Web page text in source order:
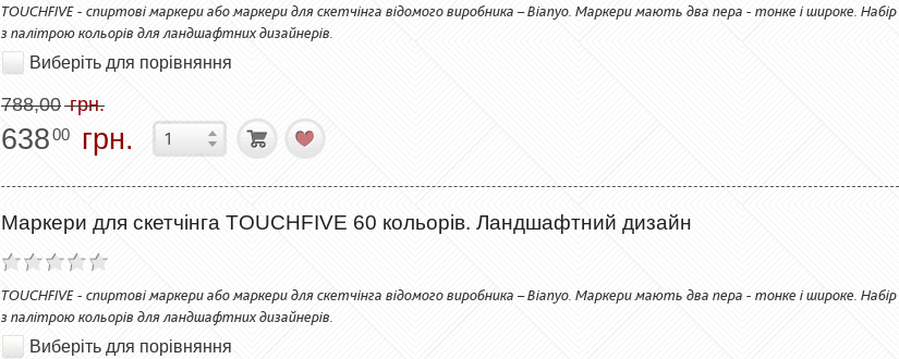
TOUCHFIVE - спиртові маркери або маркери для скетчінга відомого виробника – Bianyo. Маркери мають два пера - тонке і широке. Набір
з палітрою кольорів для ландшафтних дизайнерів.
Виберіть для порівняння
788,00грн.
63800 грн.
Маркери для скетчінга TOUCHFIVE 60 кольорів. Ландшафтний дизайн
TOUCHFIVE - спиртові маркери або маркери для скетчінга відомого виробника – Bianyo. Маркери мають два пера - тонке і широке. Набір
з палітрою кольорів для ландшафтних дизайнерів.
Виберіть для порівняння